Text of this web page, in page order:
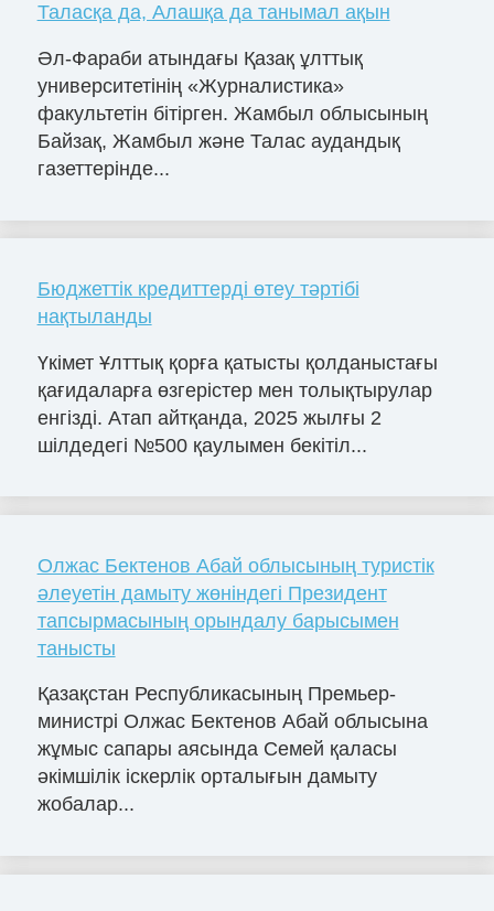
Таласқа да, Алашқа да танымал ақын
Әл-Фараби атындағы Қазақ ұлттық
университетінің «Журналистика»
факультетін бітірген. Жамбыл облысының
Байзақ, Жамбыл және Талас аудандық
газеттерінде...
Бюджеттік кредиттерді өтеу тәртібі
нақтыланды
Үкімет Ұлттық қорға қатысты қолданыстағы
қағидаларға өзгерістер мен толықтырулар
енгізді. Атап айтқанда, 2025 жылғы 2
шілдедегі №500 қаулымен бекітіл...
Олжас Бектенов Абай облысының туристік
әлеуетін дамыту жөніндегі Президент
тапсырмасының орындалу барысымен
танысты
Қазақстан Республикасының Премьер-
министрі Олжас Бектенов Абай облысына
жұмыс сапары аясында Семей қаласы
әкімшілік іскерлік орталығын дамыту
жобалар...